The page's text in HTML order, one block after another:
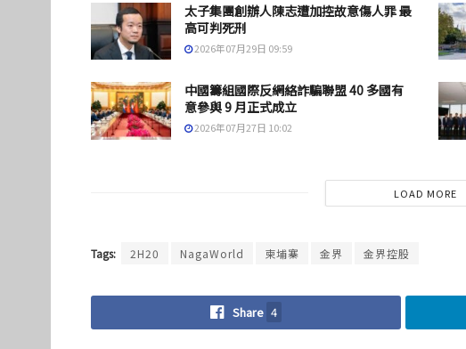
太子集團創辦人陳志遭加控故意傷人罪 最
高可判死刑
2026年07月29日 09:59
中國籌組國際反網絡詐騙聯盟 40 多國有
意參與 9 月正式成立
2026年07月27日 10:02
LOAD MORE
Tags: 2H20 NagaWorld 柬埔寨 金界 金界控股
Share 4